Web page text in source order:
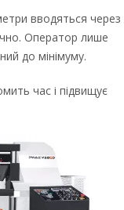
вводяться через
Оператор лише
до мінімуму.
час і підвищує